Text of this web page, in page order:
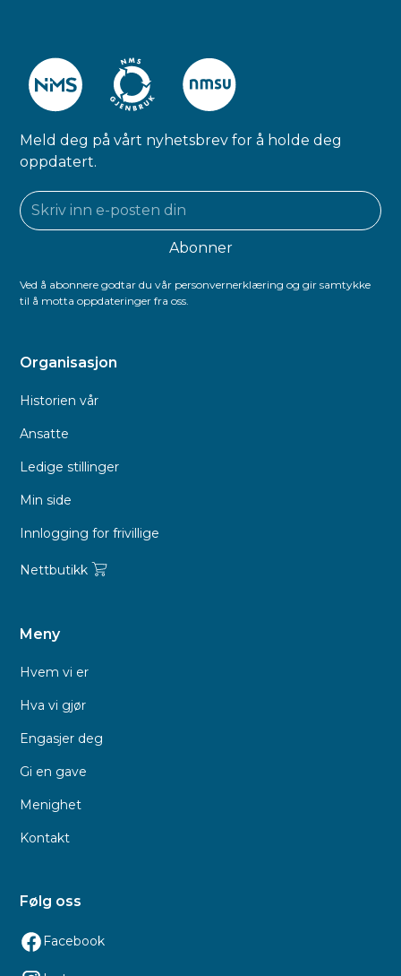
Meld deg på vårt nyhetsbrev for å holde deg
oppdatert.
Ved å abonnere godtar du vår personvernerklæring og gir samtykke
til å motta oppdateringer fra oss.
Organisasjon
Historien vår
Ansatte
Ledige stillinger
Min side
Innlogging for frivillige
Nettbutikk
Meny
Hvem vi er
Hva vi gjør
Engasjer deg
Gi en gave
Menighet
Kontakt
Følg oss
Facebook